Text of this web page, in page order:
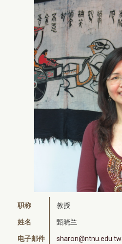
职称 教授
姓名 甄晓兰
电子邮件 sharon@ntnu.edu.tw